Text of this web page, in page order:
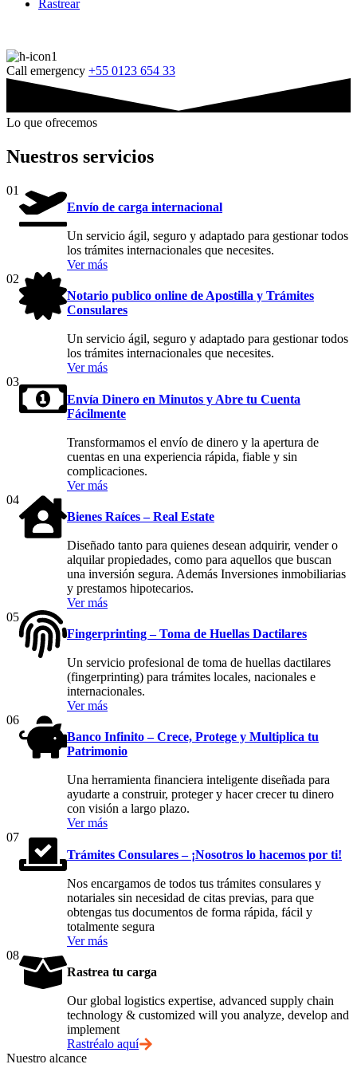
Rastrear
Call emergency +55 0123 654 33
Lo que ofrecemos
Nuestros servicios
01
Envío de carga internacional
Un servicio ágil, seguro y adaptado para gestionar todos
los trámites internacionales que necesites.
Ver más
02
Notario publico online de Apostilla y Trámites
Consulares
Un servicio ágil, seguro y adaptado para gestionar todos
los trámites internacionales que necesites.
Ver más
03
Envía Dinero en Minutos y Abre tu Cuenta
Fácilmente
Transformamos el envío de dinero y la apertura de
cuentas en una experiencia rápida, fiable y sin
complicaciones.
Ver más
04
Bienes Raíces – Real Estate
Diseñado tanto para quienes desean adquirir, vender o
alquilar propiedades, como para aquellos que buscan
una inversión segura. Además Inversiones inmobiliarias
y prestamos hipotecarios.
Ver más
05
Fingerprinting – Toma de Huellas Dactilares
Un servicio profesional de toma de huellas dactilares
(fingerprinting) para trámites locales, nacionales e
internacionales.
Ver más
06
Banco Infinito – Crece, Protege y Multiplica tu
Patrimonio
Una herramienta financiera inteligente diseñada para
ayudarte a construir, proteger y hacer crecer tu dinero
con visión a largo plazo.
Ver más
07
Trámites Consulares – ¡Nosotros lo hacemos por ti!
Nos encargamos de todos tus trámites consulares y
notariales sin necesidad de citas previas, para que
obtengas tus documentos de forma rápida, fácil y
totalmente segura
Ver más
08
Rastrea tu carga
Our global logistics expertise, advanced supply chain
technology & customized will you analyze, develop and
implement
Rastréalo aquí
Nuestro alcance